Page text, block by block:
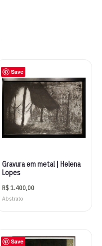
Save
Gravura em metal | Helena
Lopes
R$1.400,00
Abstrato
Save